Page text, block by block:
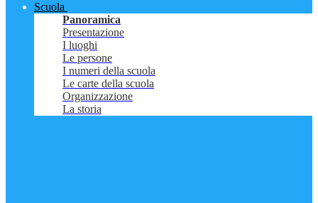
Scuola
Panoramica
Presentazione
I luoghi
Le persone
I numeri della scuola
Le carte della scuola
Organizzazione
La storia